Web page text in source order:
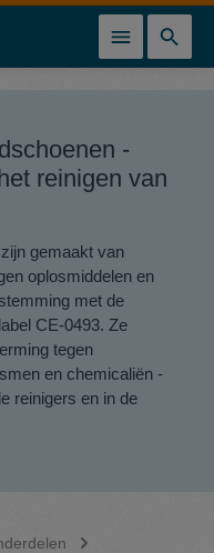
-
reinigen van
gemaakt van
oplosmiddelen en
met de
CE-0493. Ze
tegen
en chemicaliën -
reinigers en in de